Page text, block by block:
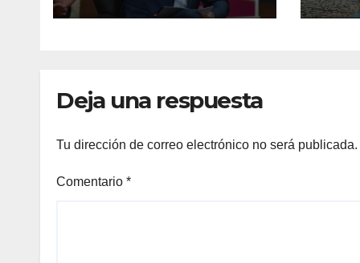
Deja una respuesta
Tu dirección de correo electrónico no será publicada.
Comentario *